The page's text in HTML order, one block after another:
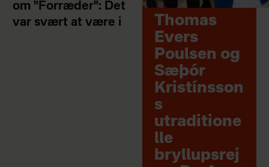
om "Forræder": Det
var svært at være i
Thomas
Evers
Poulsen og
Sæþór
Kristínsson
s
utraditione
lle
bryllupsrej